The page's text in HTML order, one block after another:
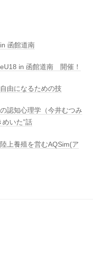
函館道南
in 函館道南 開催！
由になるための技
認知心理学（今井むつみ
いた”話
上養殖を営むAQSim(ア